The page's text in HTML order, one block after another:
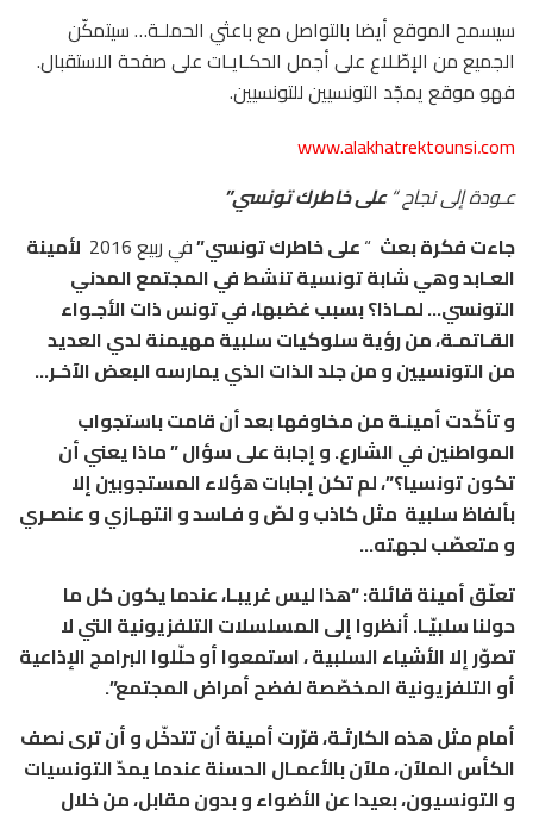
سيسمح الموقع أيضا بالتواصل مع باعثي الحملـة… سيتمكّن
الجميع من الإطّـلاع على أجمل الحكـايـات على صفحة الاستقبال.
فهو موقع يمجّد التونسيين للتونسيين.
www.alakhatrektounsi.com
عـودة إلى نجاح“على خاطرك تونسي”
جاءت فكرة بعث “على خاطرك تونسي”في ربيع 2016 لأمينة
العـابدوهي شابة تونسية تنشط في المجتمع المدني
التونسي… لمـاذا؟ بسبب غضبها، في تونس ذات الأجـواء
القـاتمـة، من رؤية سلوكيات سلبية مهيمنة لدي العديد
من التونسيين ومنجلد الذات الذي يمارسه البعض الآخـر…
و تأكّدت أمينـة من مخاوفها بعد أن قامت باستجواب
المواطنين في الشارع. و إجابة على سؤال” ماذا يعني أن
تكون تونسيا؟”،لم تكن إجابات هؤلاء المستجوبين إلا
بألفاظ سلبية مثل كاذب و لصّ و فـاسد و انتهـازي و عنصـري
و متعصّب لجهته…
تعلّق أمينة قائلة: “هذا ليس غريبـا، عندما يكون كل ما
حولنا سلبيّـا. أنظروا إلى المسلسلات التلفزيونية التي لا
تصوّر إلا الأشياء السلبية ، استمعوا أو حلّلوا البرامج الإذاعية
أو التلفزيونية المخصّصة لفضح أمراض المجتمع”.
أمام مثل هذه الكارثـة، قرّرتأمينةأن تتدخّل و أن ترى نصف
الكأس الملآن، ملآن بالأعمـال الحسنة عندما يمدّ التونسيات
و التونسيون، بعيدا عن الأضواء و بدون مقابل، من خلال